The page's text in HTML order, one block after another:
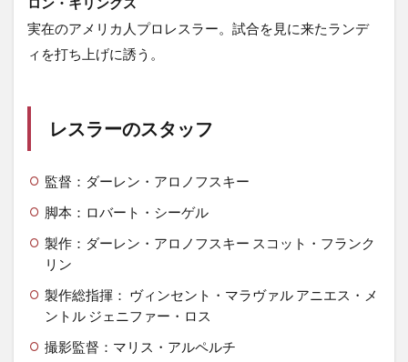
実在のアメリカ人プロレスラー。試合を見に来たランデ
ィを打ち上げに誘う。
レスラーのスタッフ
監督：ダーレン・アロノフスキー
脚本：ロバート・シーゲル
製作：ダーレン・アロノフスキー スコット・フランク
リン
製作総指揮： ヴィンセント・マラヴァル アニエス・メ
ントル ジェニファー・ロス
撮影監督：マリス・アルペルチ